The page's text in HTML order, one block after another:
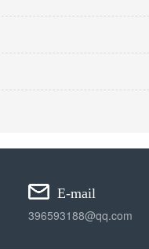
E-mail
396593188@qq.com